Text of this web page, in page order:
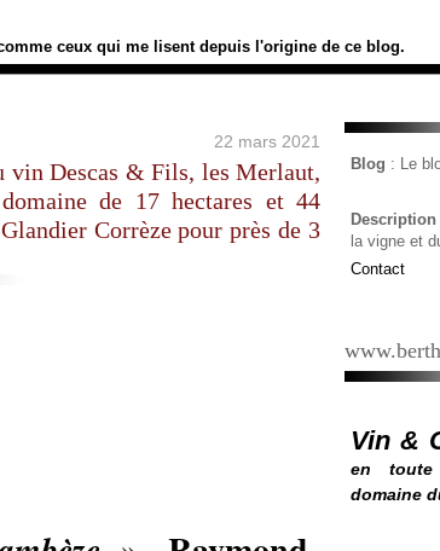
ceux qui me lisent depuis l'origine de ce blog.
22 mars 2021
vin Descas & Fils, les Merlaut,
de 17 hectares et 44
Corrèze pour près de 3
Blog : Le
Description
la vigne et
Contact
Vin &
en toute
domaine